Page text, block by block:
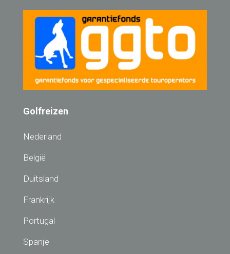
Golfreizen
Nederland
België
Duitsland
Frankrijk
Portugal
Spanje